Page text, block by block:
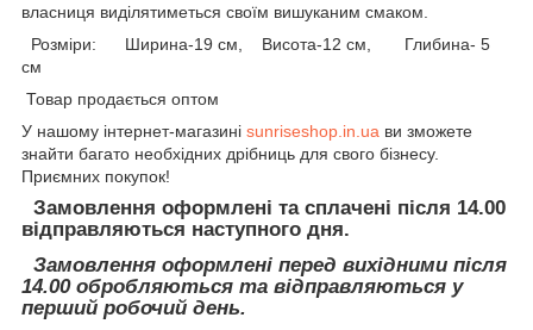
власниця виділятиметься своїм вишуканим смаком.
Розміри: Ширина-19 см, Висота-12 см, Глибина- 5
см
Товар продається оптом
У нашому інтернет-магазині sunriseshop.in.ua ви зможете
знайти багато необхідних дрібниць для свого бізнесу.
Приємних покупок!
Замовлення оформлені та сплачені після 14.00
відправляються наступного дня.
Замовлення оформлені перед вихідними після
14.00 обробляються та відправляються у
перший робочий день.